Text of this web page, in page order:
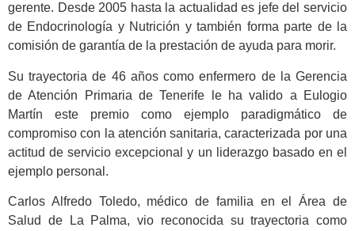
gerente. Desde 2005 hasta la actualidad es jefe del servicio
de Endocrinología y Nutrición y también forma parte de la
comisión de garantía de la prestación de ayuda para morir.
Su trayectoria de 46 años como enfermero de la Gerencia
de Atención Primaria de Tenerife le ha valido a Eulogio
Martín este premio como ejemplo paradigmático de
compromiso con la atención sanitaria, caracterizada por una
actitud de servicio excepcional y un liderazgo basado en el
ejemplo personal.
Carlos Alfredo Toledo, médico de familia en el Área de
Salud de La Palma, vio reconocida su trayectoria como